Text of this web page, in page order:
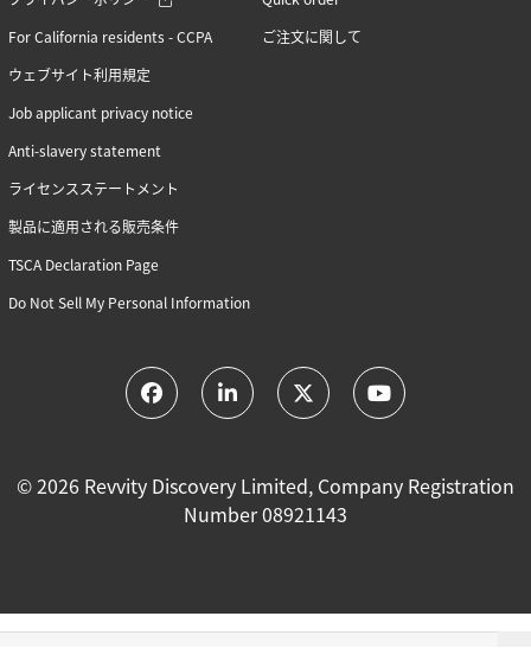
For California residents - CCPA
ウェブサイト利用規定
Job applicant privacy notice
Anti-slavery statement
ライセンスステートメント
製品に適用される販売条件
TSCA Declaration Page
Do Not Sell My Personal Information
ご注文に関して
© 2026 Revvity Discovery Limited, Company Registration
Number 08921143